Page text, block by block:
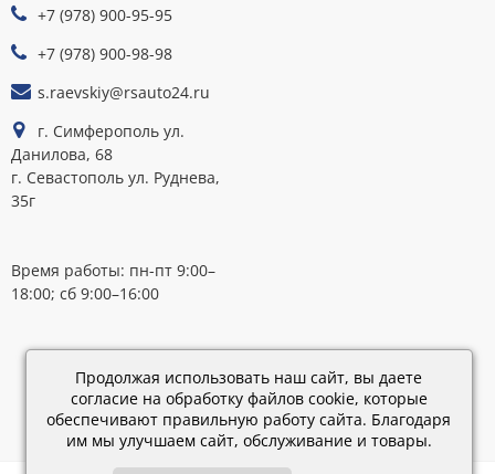
+7 (978) 900-95-95
+7 (978) 900-98-98
s.raevskiy@rsauto24.ru
г. Симферополь ул.
Данилова, 68
г. Севастополь ул. Руднева,
35г
Время работы: пн-пт 9:00–
18:00; сб 9:00–16:00
Каталог
28.02.2019
15:45
Продолжая использовать наш сайт, вы даете
согласие на обработку файлов cookie, которые
обеспечивают правильную работу сайта. Благодаря
им мы улучшаем сайт, обслуживание и товары.